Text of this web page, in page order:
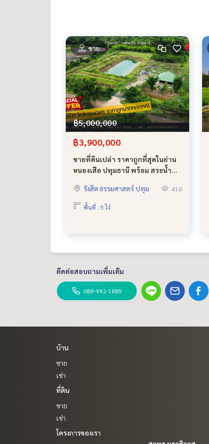
ขาย
฿5,000,000
฿3,900,000
ขายที่ดินเปล่า ราคาถูกที่สุดในย่าน
หนองเสือ ปทุมธานี พร้อม สระน้ำ
รังสิต ธรรมศาสตร์ ปทุม
410
พื้นที่ : 5 ไร่
ติดต่อสอบถามเพิ่มเติม
089-992-1885
บ้าน
ขาย
เช่า
ที่ดิน
ขาย
เช่า
โครงการของเรา